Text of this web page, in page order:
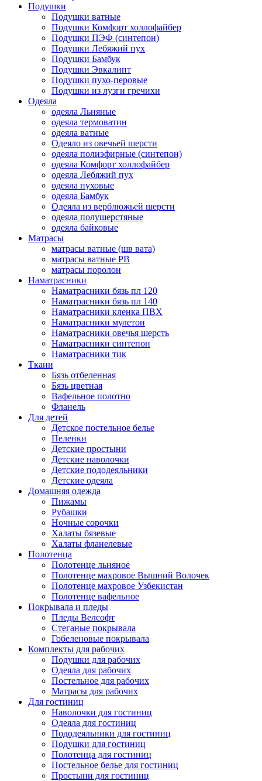
Подушки
Подушки ватные
Подушки Комфорт холлофайбер
Подушки ПЭФ (синтепон)
Подушки Лебяжий пух
Подушки Бамбук
Подушки Эвкалипт
Подушки пухо-перовые
Подушки из лузги гречихи
Одеяла
одеяла Льняные
одеяла термоватин
одеяла ватные
Одеяло из овечьей шерсти
одеяла полиэфирные (синтепон)
одеяла Комфорт холлофайбер
одеяла Лебяжий пух
одеяла пуховые
одеяла Бамбук
Одеяла из верблюжьей шерсти
одеяла полушерстяные
одеяла байковые
Матрасы
матрасы ватные (шв вата)
матрасы ватные РВ
матрасы поролон
Наматрасники
Наматрасники бязь пл 120
Наматрасники бязь пл 140
Наматрасники кленка ПВХ
Наматрасники мулетон
Наматрасники овечья шерсть
Наматрасники синтепон
Наматрасники тик
Ткани
Бязь отбеленная
Бязь цветная
Вафельное полотно
Фланель
Для детей
Детское постельное белье
Пеленки
Детские простыни
Детские наволочки
Детские пододеяльники
Детские одеяла
Домашняя одежда
Пижамы
Рубашки
Ночные сорочки
Халаты бязевые
Халаты фланелевые
Полотенца
Полотенце льняное
Полотенце махровое Вышний Волочек
Полотенце махровое Узбекистан
Полотенце вафельное
Покрывала и пледы
Пледы Велсофт
Стеганые покрывала
Гобеленовые покрывала
Комплекты для рабочих
Подушки для рабочих
Одеяла для рабочих
Постельное для рабочих
Матрасы для рабочих
Для гостиниц
Наволочки для гостиниц
Одеяла для гостиниц
Пододеяльники для гостиниц
Подушки для гостиниц
Полотенца для гостиниц
Постельное белье для гостиниц
Простыни для гостиниц